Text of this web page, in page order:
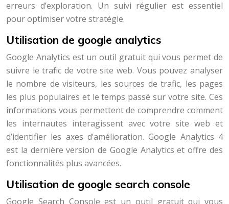
erreurs d’exploration. Un suivi régulier est essentiel
pour optimiser votre stratégie.
Utilisation de google analytics
Google Analytics est un outil gratuit qui vous permet de
suivre le trafic de votre site web. Vous pouvez analyser
le nombre de visiteurs, les sources de trafic, les pages
les plus populaires et le temps passé sur votre site. Ces
informations vous permettent de comprendre comment
les internautes interagissent avec votre site web et
d’identifier les axes d’amélioration. Google Analytics 4
est la dernière version de Google Analytics et offre des
fonctionnalités plus avancées.
Utilisation de google search console
Google Search Console est un outil gratuit qui vous